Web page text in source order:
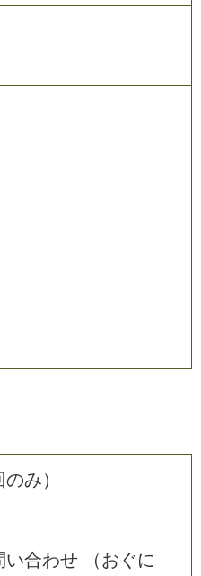
み）
い合わせ （おぐに